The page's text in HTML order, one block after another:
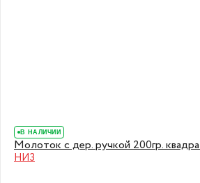
В НАЛИЧИИ
Молоток с дер. ручкой 200гр.
НИЗ